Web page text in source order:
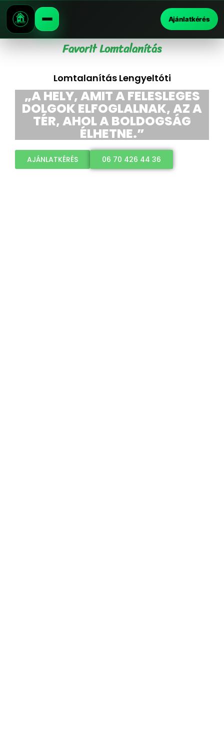
Ajánlatkérés
Favorit Lomtalanítás
Lomtalanítás Lengyeltóti
„A HELY, AMIT A FELESLEGES
DOLGOK ELFOGLALNAK, AZ A
TÉR, AHOL A BOLDOGSÁG
ÉLHETNE.”
AJÁNLATKÉRÉS 06 70 426 44 36